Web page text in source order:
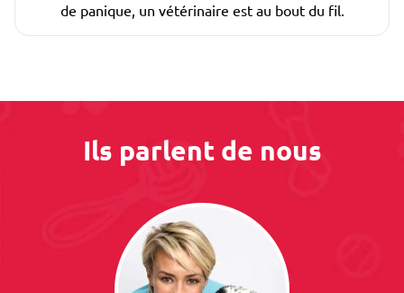
de panique, un vétérinaire est au bout du fil.
Ils parlent de nous